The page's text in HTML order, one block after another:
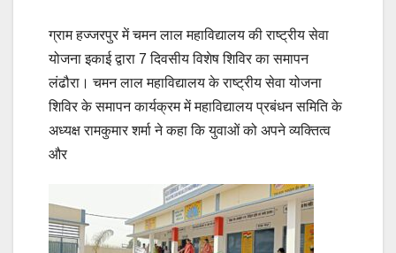
ग्राम हज्जरपुर में चमन लाल महाविद्यालय की राष्ट्रीय सेवा
योजना इकाई द्वारा 7 दिवसीय विशेष शिविर का समापन
लंढौरा। चमन लाल महाविद्यालय के राष्ट्रीय सेवा योजना
शिविर के समापन कार्यक्रम में महाविद्यालय प्रबंधन समिति के
अध्यक्ष रामकुमार शर्मा ने कहा कि युवाओं को अपने व्यक्तित्व
और